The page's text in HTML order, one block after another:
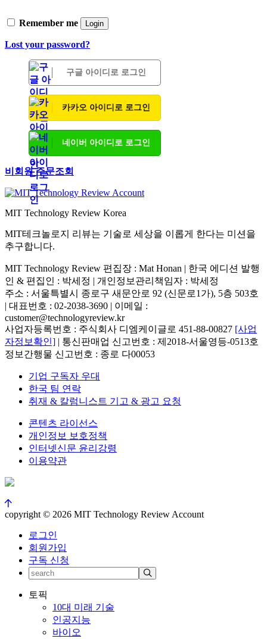
Remember me Login
Lost your password?
구글 아이디로 로그인
카카오 아이디로 로그인
네이버 아이디로 로그인
비회원 주문조회
MIT Technology Review Korea
MIT테크놀로지 리뷰는 기술로 세상을 이롭게 한다는 미션을
추구합니다.
MIT Technology Review 편집장 : Mat Honan | 한국 에디션 발행
인 & 편집인 : 박세정 | 개인정보관리책임자 : 박세정
주소 : 서울특별시 종로구 새문안로 92 (신문로1가), 5층 503호
| 대표번호 : 02-2038-3690 | 이메일 :
customer@technologyreview.kr
사업자등록번호 : 주식회사 디엠케이글로 451-88-00827 [사업
자정보확인] | 통신판매업 신고번호 : 제2018-서울영등-0513호
정보간행물 신고번호 : 종로 다00053
기업 구독자 우대
한국 팀 연락
취재 & 칼럼니스트 기고 & 광고 요청
콘텐츠 라이선스
개인정보 보호정책
인터넷신문 윤리강령
이용약관
copyright © 2026 MIT Technology Review Account
로그인
회원가입
구독 신청
토픽
10대 미래 기술
인공지능
바이오